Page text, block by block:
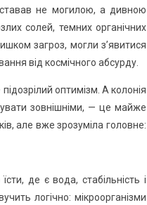
ставав не могилою, а дивною
солей, темних органічних
загроз, могли з’явитися
від космічного абсурду.
оптимізм. А колонія
зовнішніми, — це майже
але вже зрозуміла головне:
де є вода, стабільність і
логічно: мікроорганізми